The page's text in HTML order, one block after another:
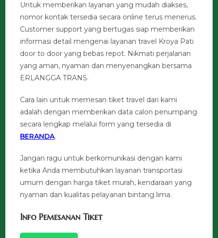
Untuk memberikan layanan yang mudah diakses,
nomor kontak tersedia secara online terus menerus.
Customer support yang bertugas siap memberikan
informasi detail mengenai layanan travel Kroya Pati
door to door yang bebas repot. Nikmati perjalanan
yang aman, nyaman dan menyenangkan bersama
ERLANGGA TRANS.
Cara lain untuk memesan tiket travel dari kami
adalah dengan memberikan data calon penumpang
secara lengkap melalui form yang tersedia di
BERANDA.
Jangan ragu untuk berkomunikasi dengan kami
ketika Anda membutuhkan layanan transportasi
umum dengan harga tiket murah, kendaraan yang
nyaman dan kualitas pelayanan bintang lima.
Info Pemesanan Tiket